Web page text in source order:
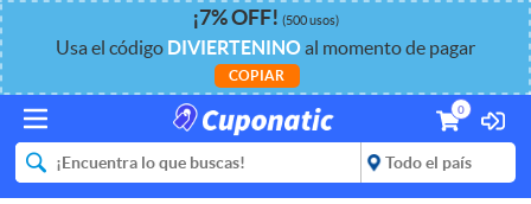
¡7%OFF! (500 usos)
Usa el código DIVIERTENINOal momento de pagar
COPIAR
0